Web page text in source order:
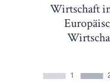
Wirtschaft